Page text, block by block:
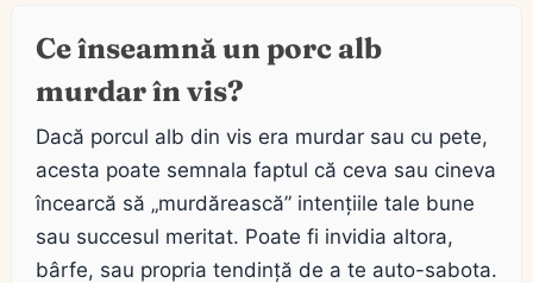
Ce înseamnă un porc alb
murdar în vis?
Dacă porcul alb din vis era murdar sau cu pete,
acesta poate semnala faptul că ceva sau cineva
încearcă să „murdărească” intențiile tale bune
sau succesul meritat. Poate fi invidia altora,
bârfe, sau propria tendință de a te auto-sabota.